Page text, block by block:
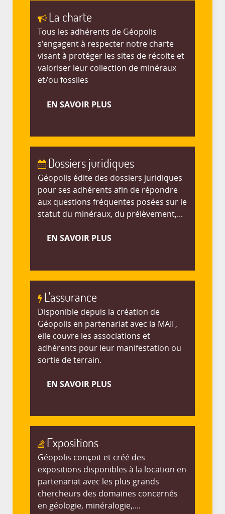
La charte
Tous les adhérents de Géopolis
s'engagent à respecter notre charte
visant à protéger les sites de récolte et
valoriser leur collection de minéraux
et/ou fossiles
EN SAVOIR PLUS
Dossiers juridiques
Géopolis édite des dossiers juridiques
pour ses adhérents afin de répondre
aux questions fréquentes posées sur le
statut du minéraux, du prélèvement,...
EN SAVOIR PLUS
L'assurance
Disponible depuis la création de
Géopolis en partenariat avec la MAIF,
elle couvre les associations et
adhérents pour leur manifestation ou
sortie de terrain.
EN SAVOIR PLUS
Expositions
Géopolis conçoit et créé des
expositions disponibles à la location en
partenariat avec les plus grands
chercheurs des domaines concernés
en géologie, minéralogie,....